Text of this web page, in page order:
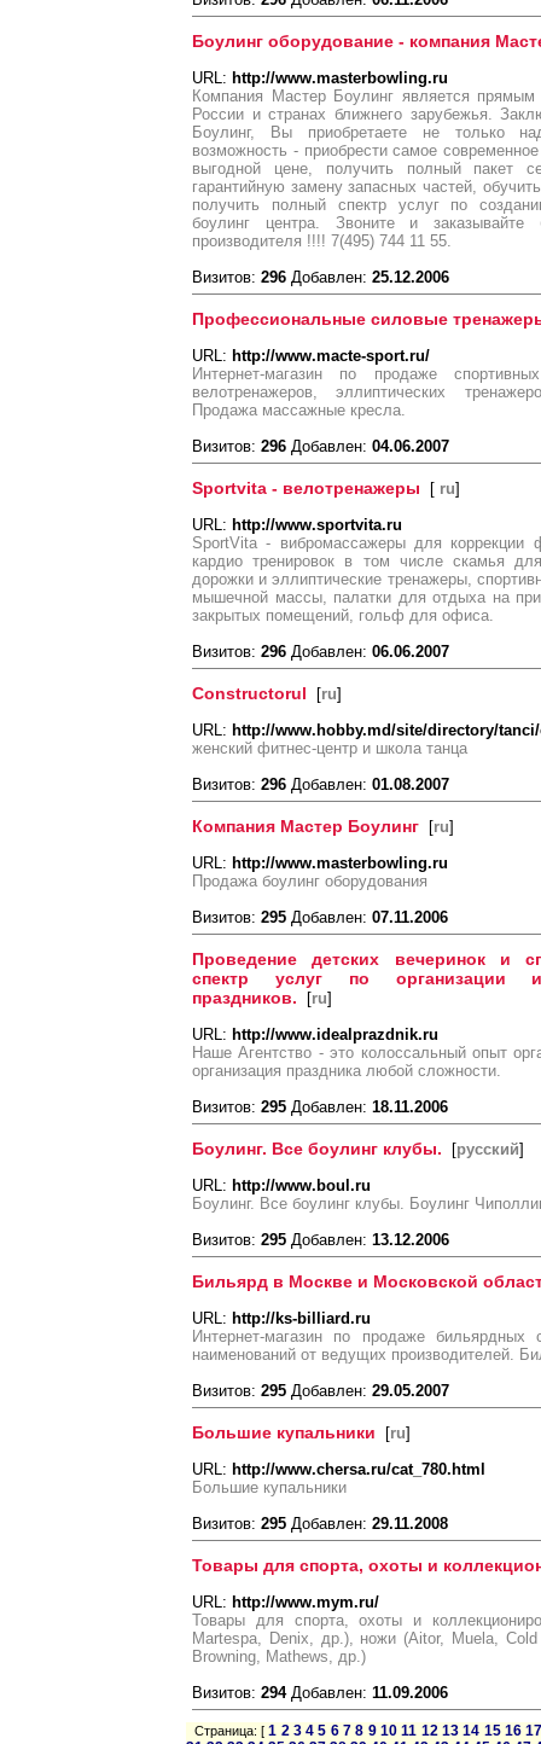
Боулинг оборудование - компания
URL: http://www.masterbowling.ru
Компания Мастер Боулинг является
России и странах ближнего зарубежья.
Боулинг, Вы приобретаете не только
возможность - приобрести самое
выгодной цене, получить полный пакет
гарантийную замену запасных частей,
получить полный спектр услуг по
боулинг центра. Звоните и
производителя !!!! 7(495) 744 11 55.
Визитов: 296 Добавлен: 25.12.2006
Профессиональные силовые
URL: http://www.macte-sport.ru/
Интернет-магазин по продаже
велотренажеров, эллиптических
Продажа массажные кресла.
Визитов: 296 Добавлен: 04.06.2007
Sportvita - велотренажеры [ ru]
URL: http://www.sportvita.ru
SportVita - вибромассажеры для
кардио тренировок в том числе скамья
дорожки и эллиптические тренажеры,
мышечной массы, палатки для отдыха на
закрытых помещений, гольф для офиса.
Визитов: 296 Добавлен: 06.06.2007
Construсtorul [ru]
URL: http://www.hobby.md/site/directory/
женский фитнес-центр и школа танца
Визитов: 296 Добавлен: 01.08.2007
Компания Мастер Боулинг [ru]
URL: http://www.masterbowling.ru
Продажа боулинг оборудования
Визитов: 295 Добавлен: 07.11.2006
Проведение детских вечеринок и
спектр услуг по организации
праздников. [ru]
URL: http://www.idealprazdnik.ru
Наше Агентство - это колоссальный опыт
организация праздника любой сложности.
Визитов: 295 Добавлен: 18.11.2006
Боулинг. Все боулинг клубы. [русский]
URL: http://www.boul.ru
Боулинг. Все боулинг клубы. Боулинг
Визитов: 295 Добавлен: 13.12.2006
Бильярд в Москве и Московской
URL: http://ks-billiard.ru
Интернет-магазин по продаже
наименований от ведущих производителей.
Визитов: 295 Добавлен: 29.05.2007
Большие купальники [ru]
URL: http://www.chersa.ru/cat_780.html
Большие купальники
Визитов: 295 Добавлен: 29.11.2008
Товары для спорта, охоты и
URL: http://www.mym.ru/
Товары для спорта, охоты и
Martespa, Denix, др.), ножи (Aitor, Muela,
Browning, Mathews, др.)
Визитов: 294Добавлен: 11.09.2006
Страница: [1 2 3 4 5 6 7 8 9 10 11 12 13 14 15 16